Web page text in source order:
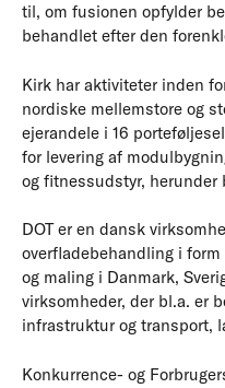
til, om fusionen opfylder
behandlet efter den
Kirk har aktiviteter inden
nordiske mellemstore og
ejerandele i 16
for levering af
og fitnessudstyr, herunder
DOT er en dansk
overfladebehandling i
og maling i Danmark,
virksomheder, der bl.a. er
infrastruktur og transport,
Konkurrence- og